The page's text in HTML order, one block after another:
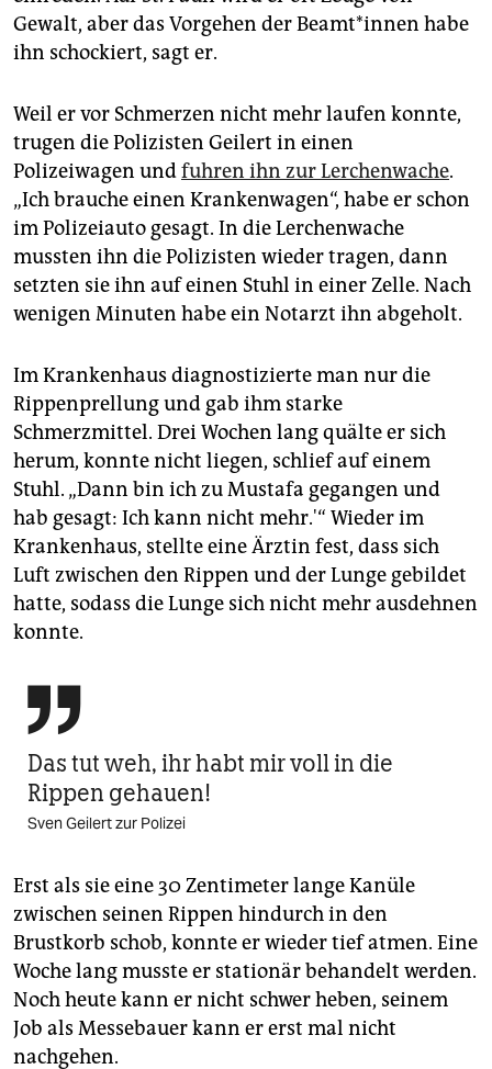
Gewalt, aber das Vorgehen der Be­am­t*in­nen habe
ihn schockiert, sagt er.
Weil er vor Schmerzen nicht mehr laufen konnte,
trugen die Polizisten Geilert in einen
Polizeiwagen undfuhren ihn zur Lerchenwache.
„Ich brauche einen Krankenwagen“, habe er schon
im Polizeiauto gesagt. In die Lerchenwache
mussten ihn die Polizisten wieder tragen, dann
setzten sie ihn auf einen Stuhl in einer Zelle. Nach
wenigen Minuten habe ein Notarzt ihn abgeholt.
Im Krankenhaus diagnostizierte man nur die
Rippenprellung und gab ihm starke
Schmerzmittel. Drei Wochen lang quälte er sich
herum, konnte nicht liegen, schlief auf einem
Stuhl. „Dann bin ich zu Mustafa gegangen und
hab gesagt: Ich kann nicht mehr.'“ Wieder im
Krankenhaus, stellte eine Ärztin fest, dass sich
Luft zwischen den Rippen und der Lunge gebildet
hatte, sodass die Lunge sich nicht mehr ausdehnen
konnte.

Das tut weh, ihr habt mir voll in die
Rippen gehauen!
Sven Geilert zur Polizei
Erst als sie eine 30 Zentimeter lange Kanüle
zwischen seinen Rippen hindurch in den
Brustkorb schob, konnte er wieder tief atmen. Eine
Woche lang musste er stationär behandelt werden.
Noch heute kann er nicht schwer heben, seinem
Job als Messebauer kann er erst mal nicht
nachgehen.